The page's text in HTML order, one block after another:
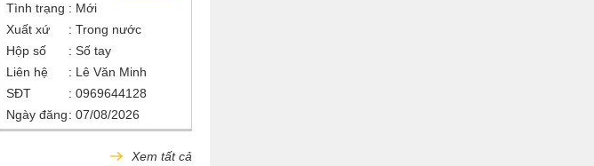
Tình trạng
Mới
Xuất xứ
Trong nước
Hộp số
Số tay
Liên hệ
Lê Văn Minh
SĐT
0969644128
Ngày đăng
07/08/2026
Xem tất cả